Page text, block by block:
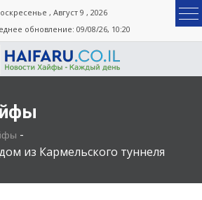
, Август 9 , 2026
обновление: 09/08/26, 10:20
-
из Кармельского туннеля